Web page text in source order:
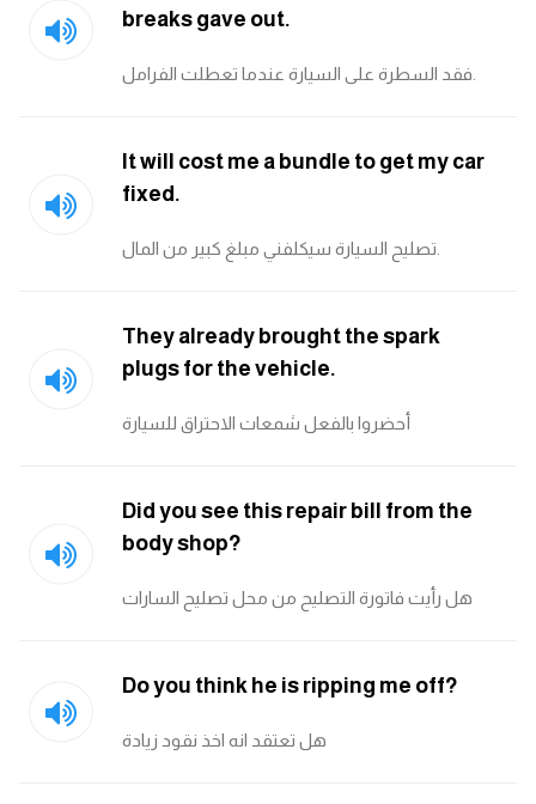
breaks gave out.
It will cost me a bundle to get my car
fixed.
They already brought the spark
plugs for the vehicle.
أحضروا بالفعل شمعات الاحتراق للسيارة
Did you see this repair bill from the
body shop?
هل رأيت فاتورة التصليح من محل تصليح السارات
Do you think he is ripping me off?
هل تعتقد انه اخذ نقود زيادة